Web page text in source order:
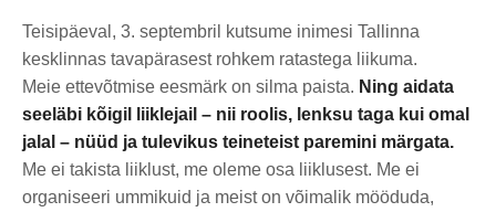
Teisipäeval, 3. septembril kutsume inimesi Tallinna
kesklinnas tavapärasest rohkem ratastega liikuma.
Meie ettevõtmise eesmärk on silma paista. Ning aidata
seeläbi kõigil liiklejail – nii roolis, lenksu taga kui omal
jalal – nüüd ja tulevikus teineteist paremini märgata.
Me ei takista liiklust, me oleme osa liiklusest. Me ei
organiseeri ummikuid ja meist on võimalik mööduda,